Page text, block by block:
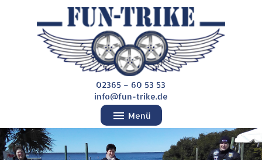
02365 – 60 53 53
info@fun-trike.de
menu Menü